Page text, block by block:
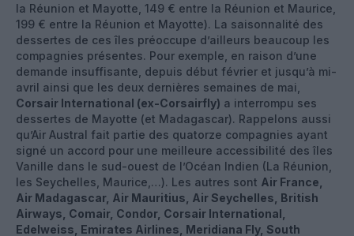
la Réunion et Mayotte, 149 € entre la Réunion et Maurice,
199 € entre la Réunion et Mayotte). La saisonnalité des
dessertes de ces îles préoccupe d’ailleurs beaucoup les
compagnies présentes. Pour exemple, en raison d’une
demande insuffisante, depuis début février et jusqu’à mi-
avril ainsi que les deux dernières semaines de mai,
Corsair International (ex-Corsairfly) a interrompu ses
dessertes de Mayotte (et Madagascar). Rappelons aussi
qu’Air Austral fait partie des quatorze compagnies ayant
signé un accord pour une meilleure accessibilité des îles
Vanille dans le sud-ouest de l’Océan Indien (La Réunion,
les Seychelles, Maurice,…). Les autres sont Air France,
Air Madagascar, Air Mauritius, Air Seychelles, British
Airways, Comair, Condor, Corsair International,
Edelweiss, Emirates Airlines, Meridiana Fly, South